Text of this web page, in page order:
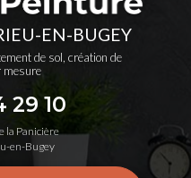
EN-BUGEY
de sol, création de
mesure
29 10
la Panicière
en-Bugey